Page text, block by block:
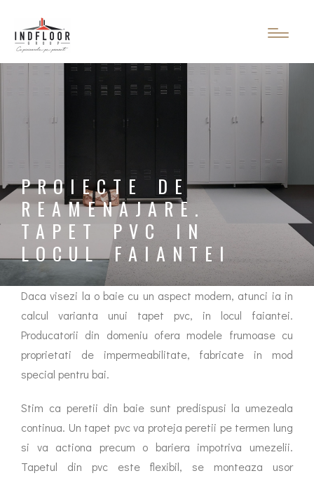
PROIECTE DE
REAMENAJARE.
TAPET PVC IN
LOCUL FAIANTEI
Daca visezi la o baie cu un aspect modern, atunci ia in
calcul varianta unui tapet pvc, in locul faiantei.
Producatorii din domeniu ofera modele frumoase cu
proprietati de impermeabilitate, fabricate in mod
special pentru bai.
Stim ca peretii din baie sunt predispusi la umezeala
continua. Un tapet pvc va proteja peretii pe termen lung
si va actiona precum o bariera impotriva umezelii.
Tapetul din pvc este flexibil, se monteaza usor